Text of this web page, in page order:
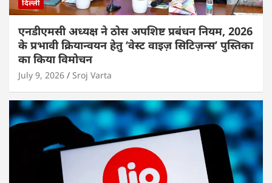
दिल्ली
एनडीएमसी अध्यक्ष ने ठोस अपशिष्ट प्रबंधन नियम, 2026
के प्रभावी क्रियान्वयन हेतु ‘वेस्ट वाइज़ सिटिज़न्स’ पुस्तिका
का किया विमोचन
July 9, 2026 Sroj Varta